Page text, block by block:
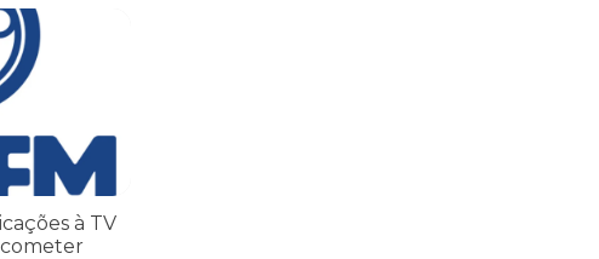
à TV TEM, denunciada de cometer irregularidades
à TV